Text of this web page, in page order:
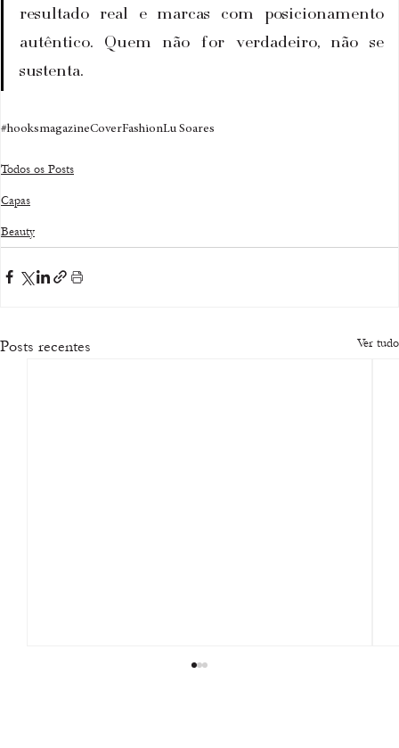
resultado real e marcas com posicionamento
autêntico. Quem não for verdadeiro, não se
sustenta.
#hooksmagazineCoverFashionLu Soares
Todos os Posts
Capas
Beauty
Posts recentes Ver tudo